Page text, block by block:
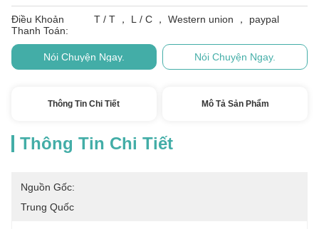
Điều Khoản
Thanh Toán:
T / T ， L / C ， Western union ， paypal
Nói Chuyện Ngay. Nói Chuyện Ngay.
Thông Tin Chi Tiết Mô Tả Sản Phẩm
Thông Tin Chi Tiết
Nguồn Gốc:
Trung Quốc